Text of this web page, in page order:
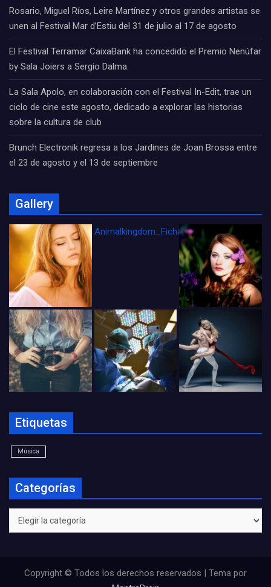
Rosario, Miguel Ríos, Leire Martínez y otros grandes artistas se
unen al Festival Mar d’Estiu del 31 de julio al 17 de agosto
El Festival Terramar CaixaBank ha concedido el Premio Nenúfar
by Sala Joiers a Sergio Dalma.
La Sala Apolo, en colaboración con el Festival In-Edit, trae un
ciclo de cine este agosto, dedicado a explorar las historias
sobre la cultura de club
Brunch Electronik regresa a los Jardines de Joan Brossa entre
el 23 de agosto y el 13 de septiembre
Gallery
Animalkingdom_FichaCine
Etiquetas
Música
Categorías
Categorías
Copyright © Todos los derechos reservados | Tema por